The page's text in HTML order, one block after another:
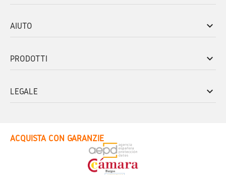
AIUTO keyboard_arrow_down
PRODOTTI keyboard_arrow_down
LEGALE keyboard_arrow_down
ACQUISTA CON GARANZIE